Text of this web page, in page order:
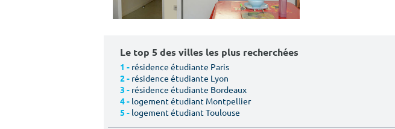
Le top 5 des villes les plus recherchées
1 - résidence étudiante Paris
2 - résidence étudiante Lyon
3 - résidence étudiante Bordeaux
4 - logement étudiant Montpellier
5 - logement étudiant Toulouse